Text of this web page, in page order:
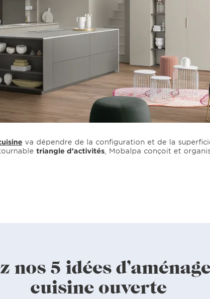
va dépendre de la configuration et de la
triangle d’activités, Mobalpa conçoit et
nos 5 idées
cuisine ouverte